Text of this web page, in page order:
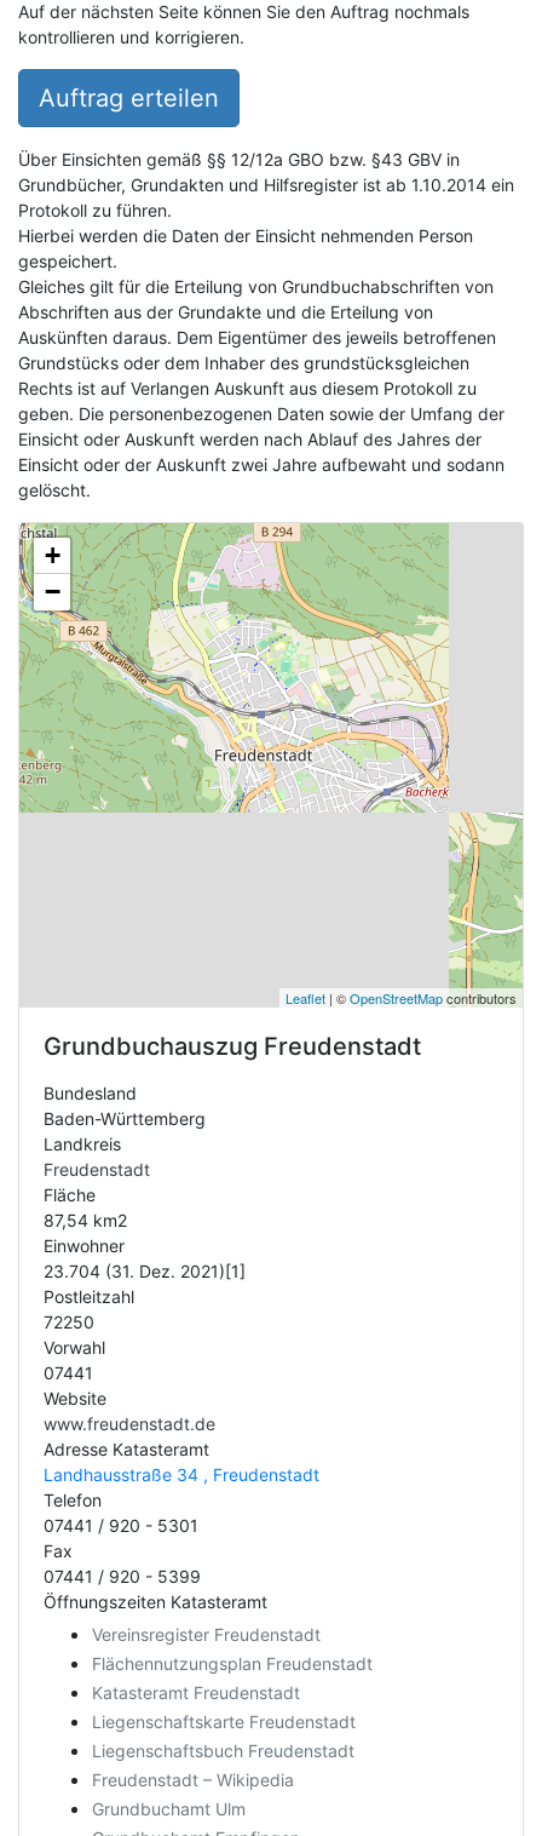
Auf der nächsten Seite können Sie den Auftrag nochmals
kontrollieren und korrigieren.
Auftrag erteilen
Über Einsichten gemäß §§ 12/12a GBO bzw. §43 GBV in
Grundbücher, Grundakten und Hilfsregister ist ab 1.10.2014 ein
Protokoll zu führen.
Hierbei werden die Daten der Einsicht nehmenden Person
gespeichert.
Gleiches gilt für die Erteilung von Grundbuchabschriften von
Abschriften aus der Grundakte und die Erteilung von
Auskünften daraus. Dem Eigentümer des jeweils betroffenen
Grundstücks oder dem Inhaber des grundstücksgleichen
Rechts ist auf Verlangen Auskunft aus diesem Protokoll zu
geben. Die personenbezogenen Daten sowie der Umfang der
Einsicht oder Auskunft werden nach Ablauf des Jahres der
Einsicht oder der Auskunft zwei Jahre aufbewaht und sodann
gelöscht.
+
−
Leaflet | ©OpenStreetMapcontributors
Grundbuchauszug Freudenstadt
Bundesland
Baden-Württemberg
Landkreis
Freudenstadt
Fläche
87,54 km2
Einwohner
23.704 (31. Dez. 2021)[1]
Postleitzahl
72250
Vorwahl
07441
Website
www.freudenstadt.de
Adresse Katasteramt
Landhausstraße 34 , Freudenstadt
Telefon
07441 / 920 - 5301
Fax
07441 / 920 - 5399
Öffnungszeiten Katasteramt
Vereinsregister Freudenstadt
Flächennutzungsplan Freudenstadt
Katasteramt Freudenstadt
Liegenschaftskarte Freudenstadt
Liegenschaftsbuch Freudenstadt
Freudenstadt – Wikipedia
Grundbuchamt Ulm